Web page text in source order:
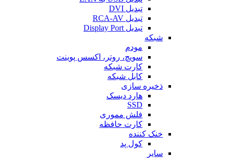
تبدیل DVI
تبدیل RCA-AV
تبدیل Display Port
شبکه
مودم
سویچ، روتر، اکسس پوینت
کارت شبکه
کابل شبکه
ذخیره سازی
هارد دیسک
SSD
فلش مموری
کارت حافظه
خنک کننده
کول پد
سایر